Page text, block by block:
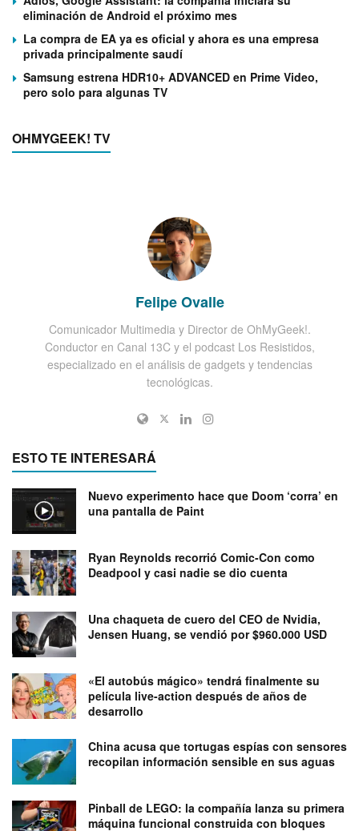
eliminación de Android el próximo mes
La compra de EA ya es oficial y ahora es una empresa
privada principalmente saudí
Samsung estrena HDR10+ ADVANCED en Prime Video,
pero solo para algunas TV
OHMYGEEK! TV
Felipe Ovalle
Comunicador Multimedia y Director de OhMyGeek!.
Conductor en Canal 13C y el podcast Los Resistidos,
especializado en el análisis de gadgets y tendencias
tecnológicas.
ESTO TE INTERESARÁ
Nuevo experimento hace que Doom ‘corra’ en
una pantalla de Paint
Ryan Reynolds recorrió Comic-Con como
Deadpool y casi nadie se dio cuenta
Una chaqueta de cuero del CEO de Nvidia,
Jensen Huang, se vendió por $960.000 USD
«El autobús mágico» tendrá finalmente su
película live-action después de años de
desarrollo
China acusa que tortugas espías con sensores
recopilan información sensible en sus aguas
Pinball de LEGO: la compañía lanza su primera
máquina funcional construida con bloques